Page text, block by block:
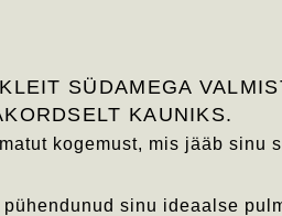
SÜDAMEGA
KAUNIKS.
kogemust, mis jääb sinu
sinu ideaalse